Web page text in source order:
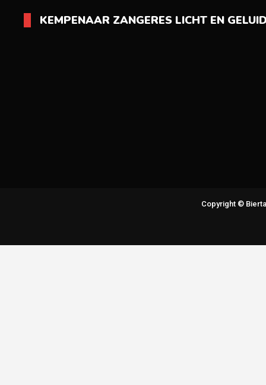
KEMPENAAR ZANGERES LICHT EN
Copyright ©